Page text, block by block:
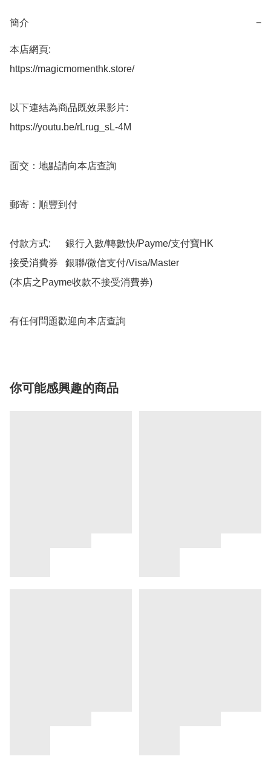
簡介 −
本店網頁:
https://magicmomenthk.store/
以下連結為商品既效果影片:
https://youtu.be/rLrug_sL-4M
面交：地點請向本店查詢
郵寄：順豐到付
付款方式:      銀行入數/轉數快/Payme/支付寶HK
接受消費券   銀聯/微信支付/Visa/Master
(本店之Payme收款不接受消費券)
有任何問題歡迎向本店查詢
你可能感興趣的商品